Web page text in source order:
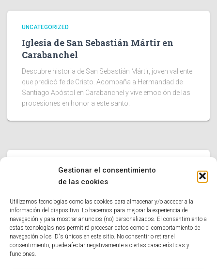
Gestionar el consentimiento
de las cookies
Utilizamos tecnologías como las cookies para almacenar y/o acceder a la
información del dispositivo. Lo hacemos para mejorar la experiencia de
navegación y para mostrar anuncios (no) personalizados. El consentimiento a
estas tecnologías nos permitirá procesar datos como el comportamiento de
navegación o los ID's únicos en este sitio. No consentir o retirar el
consentimiento, puede afectar negativamente a ciertas características y
funciones.
UNCATEGORIZED
Iglesia de San Sebastián Mártir en
Carabanchel
Descubre historia de San Sebastián Mártir, joven valiente
que predicó fe de Cristo. Acompaña a Hermandad de
Santiago Apóstol en Carabanchel y vive emoción de las
procesiones en honor a este santo.
UNCATEGORIZED
Iglesia de la Concepcion Real de
Descubre la historia y el arte de la Iglesia de la
Concepción Real de Calatrava, construida en el siglo XVII
y unida a la orden militar del mismo nombre.